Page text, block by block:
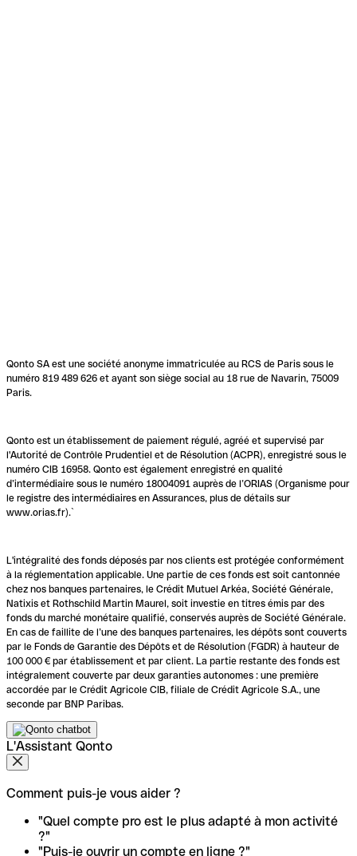
Qonto SA est une société anonyme immatriculée au RCS de Paris sous le
numéro 819 489 626 et ayant son siège social au 18 rue de Navarin, 75009
Paris.
Qonto est un établissement de paiement régulé, agréé et supervisé par
l'Autorité de Contrôle Prudentiel et de Résolution (ACPR), enregistré sous le
numéro CIB 16958. Qonto est également enregistré en qualité
d’intermédiaire sous le numéro 18004091 auprès de l’ORIAS (Organisme pour
le registre des intermédiaires en Assurances, plus de détails sur
www.orias.fr).`
L'intégralité des fonds déposés par nos clients est protégée conformément
à la réglementation applicable. Une partie de ces fonds est soit cantonnée
chez nos banques partenaires, le Crédit Mutuel Arkéa, Société Générale,
Natixis et Rothschild Martin Maurel, soit investie en titres émis par des
fonds du marché monétaire qualifié, conservés auprès de Société Générale.
En cas de faillite de l’une des banques partenaires, les dépôts sont couverts
par le Fonds de Garantie des Dépôts et de Résolution (FGDR) à hauteur de
100 000 € par établissement et par client. La partie restante des fonds est
intégralement couverte par deux garanties autonomes : une première
accordée par le Crédit Agricole CIB, filiale de Crédit Agricole S.A., une
seconde par BNP Paribas.
L'Assistant Qonto
Comment puis-je vous aider ?
"Quel compte pro est le plus adapté à mon activité
?"
"Puis-je ouvrir un compte en ligne ?"